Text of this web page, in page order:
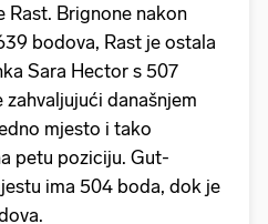
Rast. Brignone nakon
bodova, Rast je ostala
Sara Hector s 507
današnjem
mjesto i tako
petu poziciju. Gut-
ima 504 boda, dok je